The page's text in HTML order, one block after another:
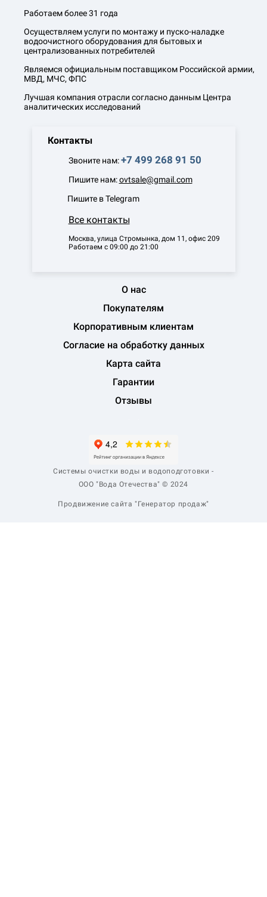
О нас
Покупателям
Корпоративным клиентам
Согласие на обработку данных
Карта сайта
Гарантии
Отзывы
Работаем более 31 года
Осуществляем услуги по монтажу и пуско-наладке
водоочистного оборудования для бытовых и
централизованных потребителей
Являемся официальным поставщиком Российской армии,
МВД, МЧС, ФПС
Лучшая компания отрасли согласно данным Центра
аналитических исследований
Контакты
Звоните нам:+7 499 268 91 50
Пишите нам:ovtsale@gmail.com
Пишите в Telegram
Все контакты
Москва, улица Стромынка, дом 11, офис 209
Работаем с 09:00 до 21:00
Системы очистки воды и водоподготовки -
ООО "Вода Отечества" © 2024
Продвижение сайта "Генератор продаж"